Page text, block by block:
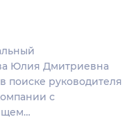
Юлия Дмитриевна
поиске руководителя
с